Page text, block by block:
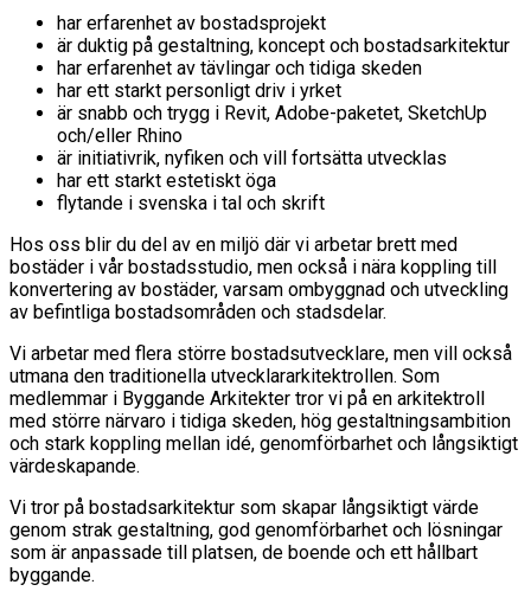
har erfarenhet av bostadsprojekt
är duktig på gestaltning, koncept och bostadsarkitektur
har erfarenhet av tävlingar och tidiga skeden
har ett starkt personligt driv i yrket
är snabb och trygg i Revit, Adobe-paketet, SketchUp
och/eller Rhino
är initiativrik, nyfiken och vill fortsätta utvecklas
har ett starkt estetiskt öga
flytande i svenska i tal och skrift
Hos oss blir du del av en miljö där vi arbetar brett med
bostäder i vår bostadsstudio, men också i nära koppling till
konvertering av bostäder, varsam ombyggnad och utveckling
av befintliga bostadsområden och stadsdelar.
Vi arbetar med flera större bostadsutvecklare, men vill också
utmana den traditionella utvecklararkitektrollen. Som
medlemmar i Byggande Arkitekter tror vi på en arkitektroll
med större närvaro i tidiga skeden, hög gestaltningsambition
och stark koppling mellan idé, genomförbarhet och långsiktigt
värdeskapande.
Vi tror på bostadsarkitektur som skapar långsiktigt värde
genom strak gestaltning, god genomförbarhet och lösningar
som är anpassade till platsen, de boende och ett hållbart
byggande.